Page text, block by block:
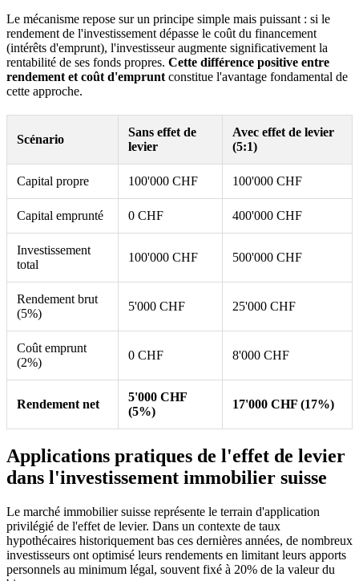
Le mécanisme repose sur un principe simple mais puissant : si le
rendement de l'investissement dépasse le coût du financement
(intérêts d'emprunt), l'investisseur augmente significativement la
rentabilité de ses fonds propres. Cette différence positive entre
rendement et coût d'emprunt constitue l'avantage fondamental de
cette approche.
Scénario
Sans effet de
levier
Avec effet de levier
(5:1)
Capital propre 100'000 CHF 100'000 CHF
Capital emprunté 0 CHF 400'000 CHF
Investissement
total
100'000 CHF 500'000 CHF
Rendement brut
(5%)
5'000 CHF 25'000 CHF
Coût emprunt
(2%)
0 CHF 8'000 CHF
Rendement net
5'000 CHF
(5%)
17'000 CHF (17%)
Applications pratiques de l'effet de levier
dans l'investissement immobilier suisse
Le marché immobilier suisse représente le terrain d'application
privilégié de l'effet de levier. Dans un contexte de taux
hypothécaires historiquement bas ces dernières années, de nombreux
investisseurs ont optimisé leurs rendements en limitant leurs apports
personnels au minimum légal, souvent fixé à 20% de la valeur du